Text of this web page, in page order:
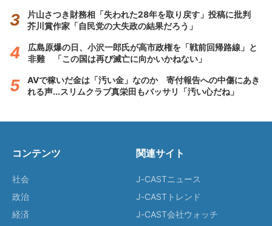
片山さつき財務相「失われた28年を取り戻す」投稿に批判
芥川賞作家「自民党の大失政の結果だろう」
広島原爆の日、小沢一郎氏が高市政権を「戦前回帰路線」と
非難 「この国は再び滅亡に向かいかねない」
AVで稼いだ金は「汚い金」なのか 寄付報告への中傷にあき
れる声...スリムクラブ真栄田もバッサリ「汚い心だね」
コンテンツ
社会
政治
経済
関連サイト
J-CASTニュース
J-CASTトレンド
J-CAST会社ウォッチ